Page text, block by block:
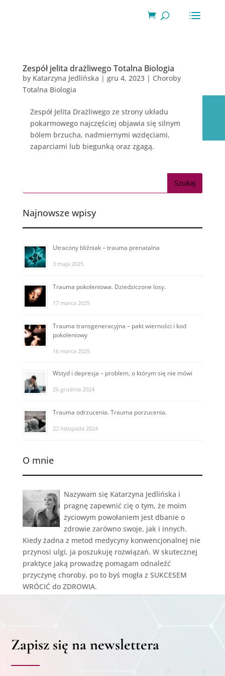
Zespół jelita drażliwego Totalna Biologia
by Katarzyna Jedlińska | gru 4, 2023| Choroby
Totalna Biologia
Zespół Jelita Drażliwego ze strony układu
pokarmowego najczęściej objawia się silnym
bólem brzucha, nadmiernymi wzdęciami,
zaparciami lub biegunką oraz zgagą.
Najnowsze wpisy
Utracony bliźniak – trauma prenatalna
3 maja 2025
Trauma pokoleniowa. Dziedziczone losy.
17 marca 2025
Trauma transgeneracyjna – pakt wierności i kod
pokoleniowy
16 marca 2025
Wstyd i depresja – problem, o którym się nie mówi
26 grudnia 2024
Trauma odrzucenia. Trauma porzucenia.
22 listopada 2024
O mnie
Nazywam się Katarzyna Jedlińska i
pragnę zapewnić cię o tym, że moim
życiowym powołaniem jest dbanie o
zdrowie zarówno swoje, jak i innych.
Kiedy żadna z metod medycyny konwencjonalnej nie
przynosi ulgi, ja poszukuję rozwiązań. W skutecznej
praktyce jaką prowadzę pomagam odnaleźć
przyczynę choroby, po to byś mogła z SUKCESEM
WRÓCIĆ do ZDROWIA.
Zapisz się na newslettera